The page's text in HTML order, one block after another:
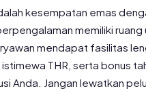
kesempatan emas
memiliki
mendapat fasilitas
THR, serta bonus
Anda. Jangan lewatkan